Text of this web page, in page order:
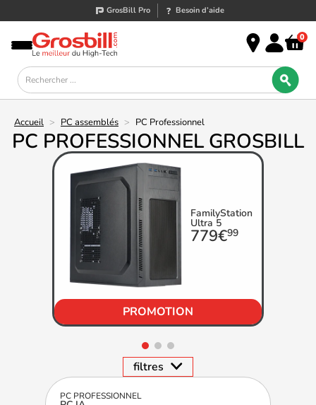
GrosBill Pro Besoin d’aide
0
Accueil > PC assemblés > PC Professionnel
PC PROFESSIONNEL GROSBILL
FamilyStation
Ultra 5
779€99
PROMOTION
PC PROFESSIONNEL